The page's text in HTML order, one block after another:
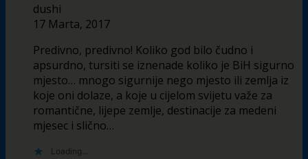
dushi
17 Marta, 2017
Predivno, predivno! Koliko god bilo čudno i
apsurdno, tursiti se iznenade koliko je BiH sigurno
mjesto… mnogo sigurnije nego mjesto ili zemlja iz
koje oni dolaze, a koje u cijelom svijetu važe za
romantične, lijepe zemlje, destinacije za medeni
mjesec i slično…
Loading...